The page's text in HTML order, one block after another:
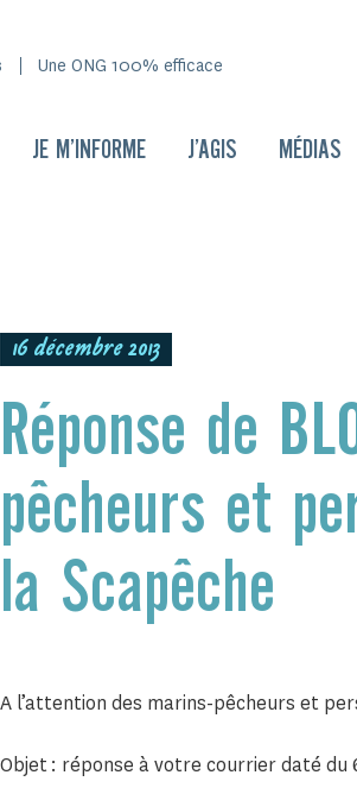
Une ONG 100% efficace
JE M’INFORME J’AGIS MÉDIAS
16 décembre 2013
Réponse de
pêcheurs et
la Scapêche
A l’attention des marins-pêcheurs et
Objet : réponse à votre courrier daté du